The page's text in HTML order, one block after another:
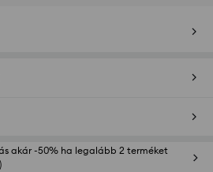
akár -50% ha legalább 2 terméket